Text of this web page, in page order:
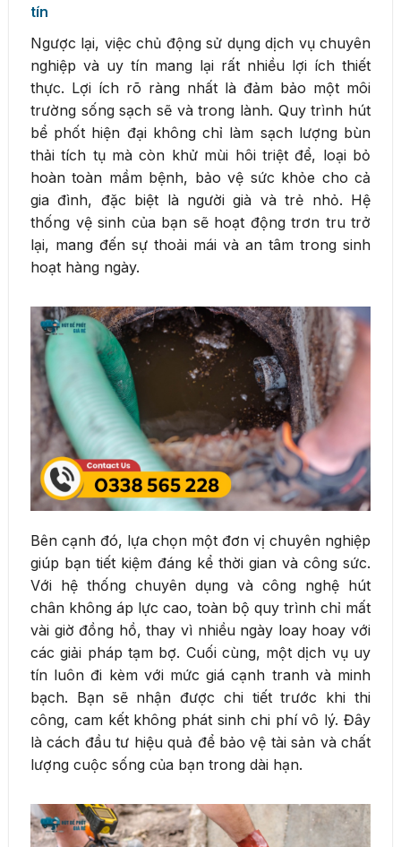
tín
Ngược lại, việc chủ động sử dụng dịch vụ chuyên
nghiệp và uy tín mang lại rất nhiều lợi ích thiết
thực. Lợi ích rõ ràng nhất là đảm bảo một môi
trường sống sạch sẽ và trong lành. Quy trình hút
bể phốt hiện đại không chỉ làm sạch lượng bùn
thải tích tụ mà còn khử mùi hôi triệt để, loại bỏ
hoàn toàn mầm bệnh, bảo vệ sức khỏe cho cả
gia đình, đặc biệt là người già và trẻ nhỏ. Hệ
thống vệ sinh của bạn sẽ hoạt động trơn tru trở
lại, mang đến sự thoải mái và an tâm trong sinh
hoạt hàng ngày.
Bên cạnh đó, lựa chọn một đơn vị chuyên nghiệp
giúp bạn tiết kiệm đáng kể thời gian và công sức.
Với hệ thống chuyên dụng và công nghệ hút
chân không áp lực cao, toàn bộ quy trình chỉ mất
vài giờ đồng hồ, thay vì nhiều ngày loay hoay với
các giải pháp tạm bợ. Cuối cùng, một dịch vụ uy
tín luôn đi kèm với mức giá cạnh tranh và minh
bạch. Bạn sẽ nhận được chi tiết trước khi thi
công, cam kết không phát sinh chi phí vô lý. Đây
là cách đầu tư hiệu quả để bảo vệ tài sản và chất
lượng cuộc sống của bạn trong dài hạn.